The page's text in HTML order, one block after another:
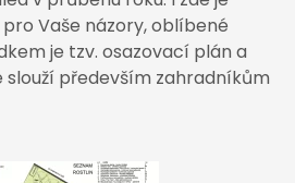
Vaše názory, oblíbené
je tzv. osazovací plán a
především zahradníkům